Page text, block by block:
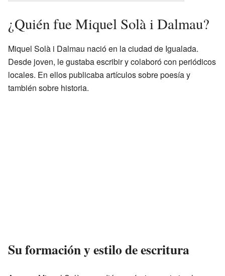
¿Quién fue Miquel Solà i Dalmau?
Miquel Solà i Dalmau nació en la ciudad de Igualada.
Desde joven, le gustaba escribir y colaboró con periódicos
locales. En ellos publicaba artículos sobre poesía y
también sobre historia.
Su formación y estilo de escritura